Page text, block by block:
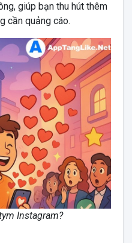
giúp bạn thu hút thêm
cần quảng cáo.
Instagram?